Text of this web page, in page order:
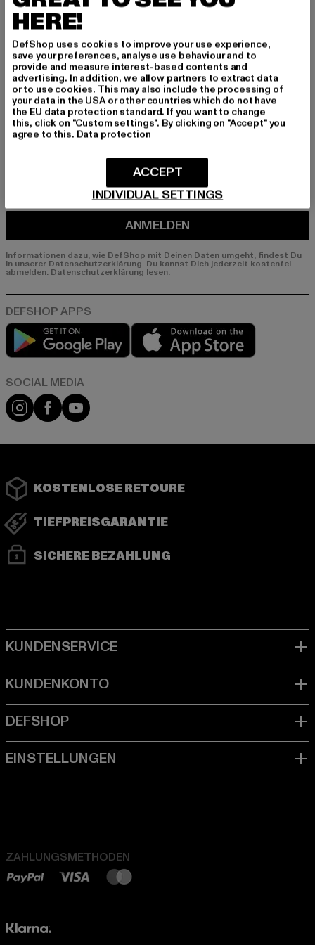
Melde dich hier für unseren Newsletter an und
erhalte künftig Informationen über aktuelle Tre
nds, Angebote und Gutscheine von DefShop p
er E-Mail!
An welchen Produkten bist du interessiert?
MÄNNER
ANMELDEN
Informationen dazu, wie DefShop mit Deinen Daten umgeht, findest Du
in unserer Datenschutzerklärung. Du kannst Dich jederzeit kostenfei
abmelden. Datenschutzerklärung lesen.
Play market
Instagram
FacebookYouTube
KOSTENLOSE RETOURE
TIEFPREISGARANTIE
SICHERE BEZAHLUNG
ZAHLUNGSMETHODEN
HERE!
DefShop uses cookies to improve your use experience,
save your preferences, analyse use behaviour and to
provide and measure interest-based contents and
advertising. In addition, we allow partners to extract data
or to use cookies. This may also include the processing of
your data in the USA or other countries which do not have
the EU data protection standard. If you want to change
this, click on "Custom settings". By clicking on "Accept" you
agree to this. Data protection
INDIVIDUAL SETTINGS
ACCEPT